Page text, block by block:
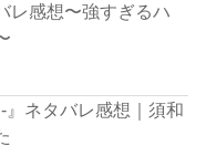
レ感想〜強すぎるハ
ネタバレ感想｜須和